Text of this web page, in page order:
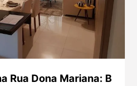
Rua Dona Mariana: B